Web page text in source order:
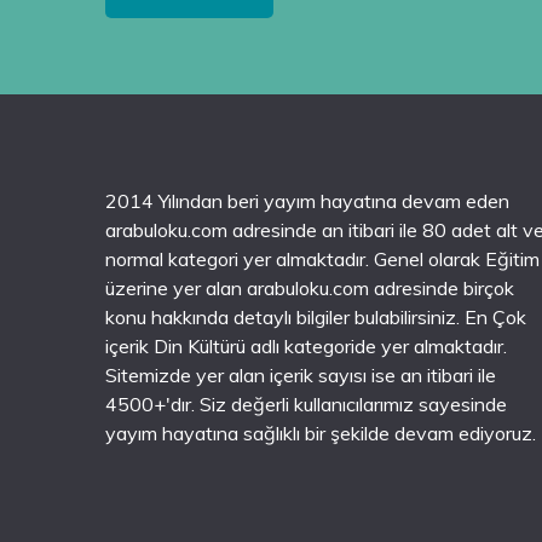
2014 Yılından beri yayım hayatına devam eden
arabuloku.com adresinde an itibari ile 80 adet alt
normal kategori yer almaktadır. Genel olarak Eğitim
üzerine yer alan arabuloku.com adresinde birçok
konu hakkında detaylı bilgiler bulabilirsiniz. En Çok
içerik Din Kültürü adlı kategoride yer almaktadır.
Sitemizde yer alan içerik sayısı ise an itibari ile
4500+'dır. Siz değerli kullanıcılarımız sayesinde
yayım hayatına sağlıklı bir şekilde devam ediyoruz.